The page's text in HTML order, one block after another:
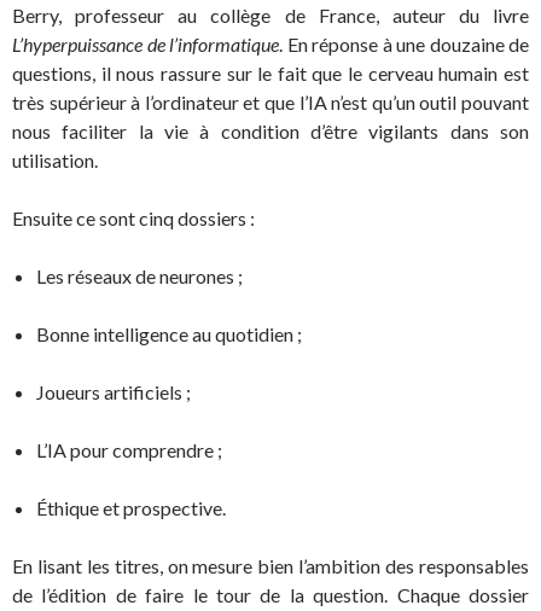
Berry, professeur au collège de France, auteur du livre
L’hyperpuissance de l’informatique. En réponse à une douzaine de
questions, il nous rassure sur le fait que le cerveau humain est
très supérieur à l’ordinateur et que l’IA n’est qu’un outil pouvant
nous faciliter la vie à condition d’être vigilants dans son
utilisation.
Ensuite ce sont cinq dossiers :
Les réseaux de neurones ;
Bonne intelligence au quotidien ;
Joueurs artificiels ;
L’IA pour comprendre ;
Éthique et prospective.
En lisant les titres, on mesure bien l’ambition des responsables
de l’édition de faire le tour de la question. Chaque dossier